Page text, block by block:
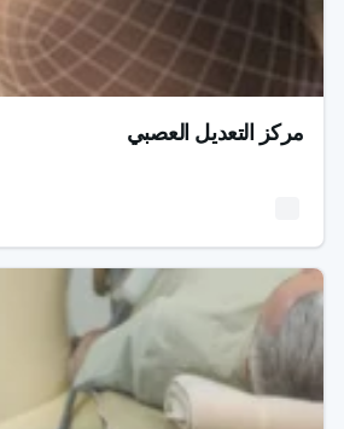
مركز التعديل العصبي